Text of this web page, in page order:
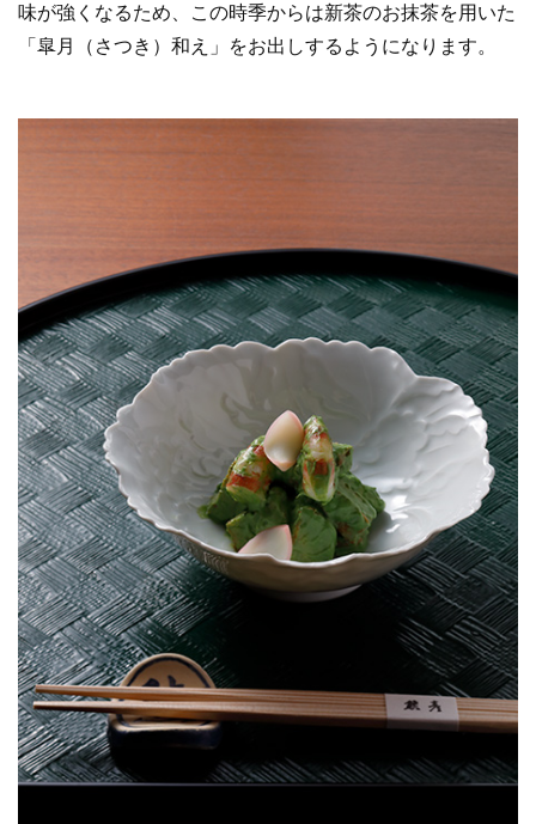
味が強くなるため、この時季からは新茶のお抹茶を用いた
「皐月（さつき）和え」をお出しするようになります。